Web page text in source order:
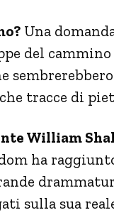
Una
del
tracce di
William
ha
sulla sua